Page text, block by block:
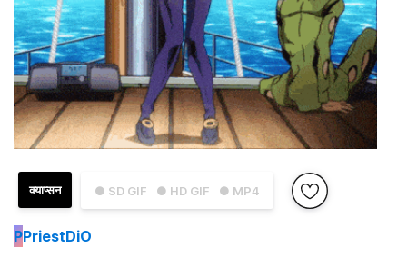
● SD GIF ● HD GIF ● MP4
क्याप्सन
PPriestDiO